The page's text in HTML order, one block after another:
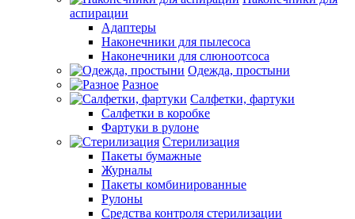
аспирации
Адаптеры
Наконечники для пылесоса
Наконечники для слюноотсоса
Одежда, простыни
Разное
Салфетки, фартуки
Салфетки в коробке
Фартуки в рулоне
Стерилизация
Пакеты бумажные
Журналы
Пакеты комбинированные
Рулоны
Средства контроля стерилизации